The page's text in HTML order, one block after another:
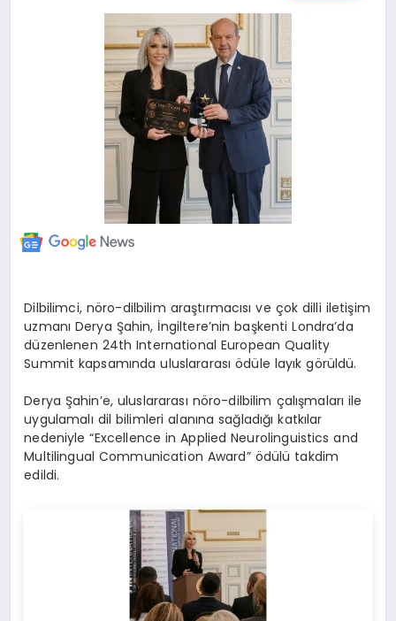
Dilbilimci, nöro-dilbilim araştırmacısı ve çok dilli iletişim
uzmanı Derya Şahin, İngiltere’nin başkenti Londra’da
düzenlenen 24th International European Quality
Summit kapsamında uluslararası ödüle layık görüldü.
Derya Şahin’e, uluslararası nöro-dilbilim çalışmaları ile
uygulamalı dil bilimleri alanına sağladığı katkılar
nedeniyle “Excellence in Applied Neurolinguistics and
Multilingual Communication Award” ödülü takdim
edildi.